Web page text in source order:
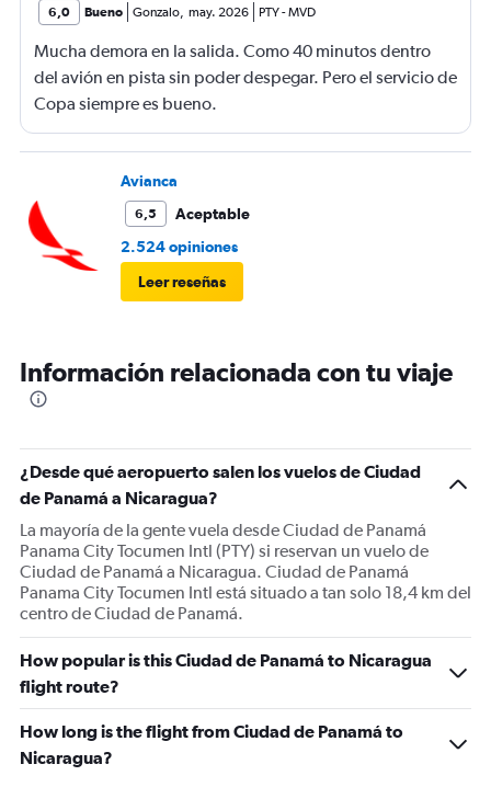
6,0 Bueno Gonzalo may. 2026 PTY-MVD
Mucha demora en la salida. Como 40 minutos dentro
del avión en pista sin poder despegar. Pero el servicio de
Copa siempre es bueno.
Avianca
6,5
Aceptable
2.524 opiniones
Leer reseñas
Información relacionada con tu viaje
¿Desde qué aeropuerto salen los vuelos de Ciudad
de Panamá a Nicaragua?
La mayoría de la gente vuela desde Ciudad de Panamá
Panama City Tocumen Intl (PTY) si reservan un vuelo de
Ciudad de Panamá a Nicaragua. Ciudad de Panamá
Panama City Tocumen Intl está situado a tan solo 18,4 km del
centro de Ciudad de Panamá.
How popular is this Ciudad de Panamá to Nicaragua
flight route?
How long is the flight from Ciudad de Panamá to
Nicaragua?